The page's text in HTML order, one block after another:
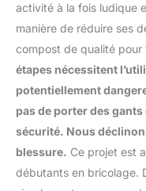
activité à la fois ludique
manière de réduire ses
compost de qualité pour
étapes nécessitent
potentiellement
pas de porter des
sécurité. Nous
blessure. Ce projet est
débutants en bricolage.